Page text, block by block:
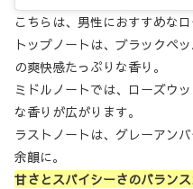
こちらは、男性におすすめな
トップノートは、ブラックペ
の爽快感たっぷりな香り。
ミドルノートでは、ローズウ
な香りが広がります。
ラストノートは、グレーアン
余韻に。
甘さとスパイシーさのバラン